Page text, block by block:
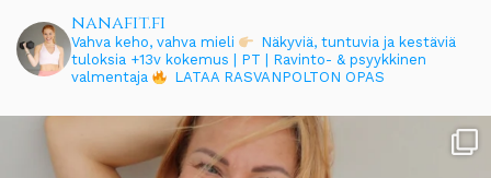
nanafit.fi
Vahva keho, vahva mieli
Näkyviä, tuntuvia ja kestäviä
tuloksia +13v kokemus | PT | Ravinto- & psyykkinen
valmentaja
LATAA RASVANPOLTON OPAS